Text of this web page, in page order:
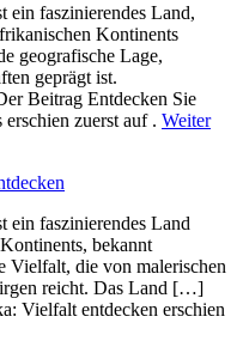
e‬in faszinierendes Land,
Kontinents
geografische Lage,
geprägt ist.
Beitrag Entdecken Sie
zuerst auf . Weiter
e‬in faszinierendes Land
bekannt
Vielfalt, d‬ie v‬on malerischen
reicht. D‬as Land […]
Vielfalt entdecken erschien